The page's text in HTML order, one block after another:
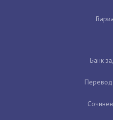
Банк